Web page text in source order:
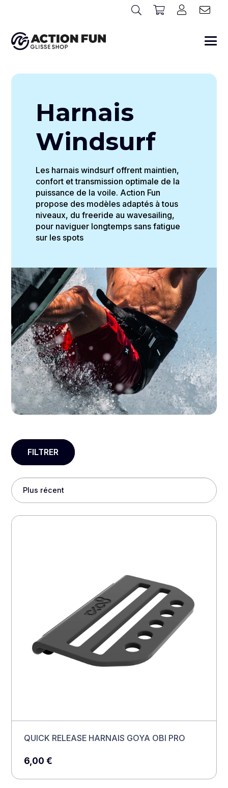
Harnais
Windsurf
Les harnais windsurf offrent maintien,
confort et transmission optimale de la
puissance de la voile. Action Fun
propose des modèles adaptés à tous
niveaux, du freeride au wavesailing,
pour naviguer longtemps sans fatigue
sur les spots
FILTRER
QUICK RELEASE HARNAIS GOYA OBI PRO
6,00€